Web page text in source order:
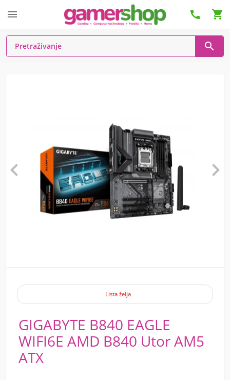
  

 
Lista želja
GIGABYTE B840 EAGLE
WIFI6E AMD B840 Utor AM5
ATX